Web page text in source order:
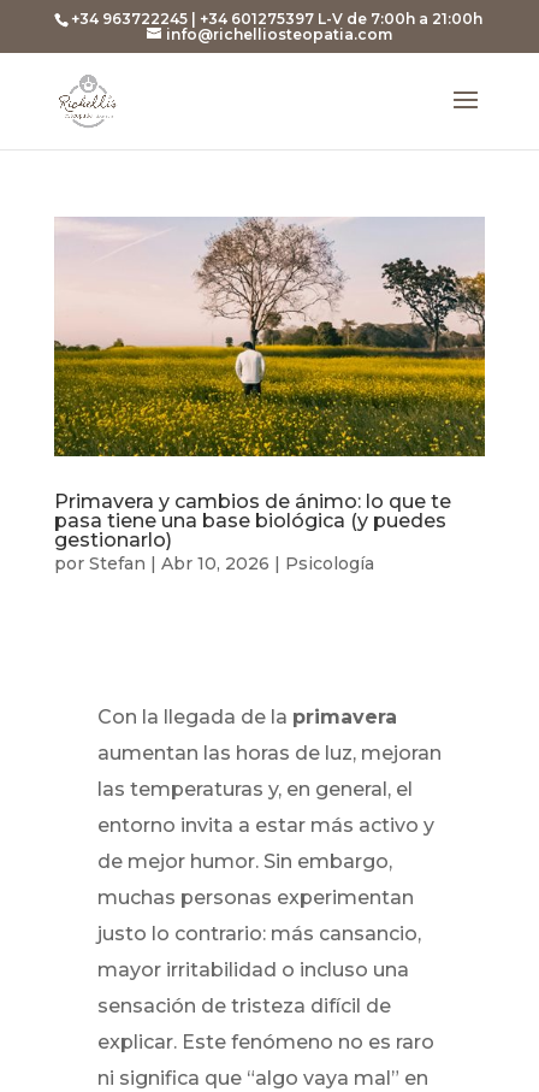
+34 963722245 | +34 601275397 L-V de 7:00h a 21:00h
info@richelliosteopatia.com
Primavera y cambios de ánimo: lo que te
pasa tiene una base biológica (y puedes
gestionarlo)
por Stefan Abr 10, 2026 Psicología
Con la llegada de la primavera
aumentan las horas de luz, mejoran
las temperaturas y, en general, el
entorno invita a estar más activo y
de mejor humor. Sin embargo,
muchas personas experimentan
justo lo contrario: más cansancio,
mayor irritabilidad o incluso una
sensación de tristeza difícil de
explicar. Este fenómeno no es raro
ni significa que “algo vaya mal” en